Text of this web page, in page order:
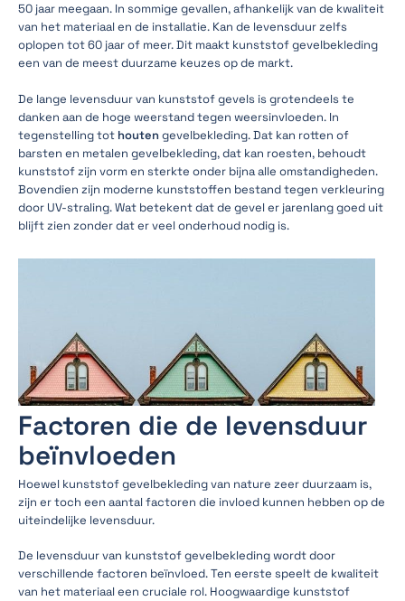
50 jaar meegaan. In sommige gevallen, afhankelijk van de kwaliteit
van het materiaal en de installatie. Kan de levensduur zelfs
oplopen tot 60 jaar of meer. Dit maakt kunststof gevelbekleding
een van de meest duurzame keuzes op de markt.
De lange levensduur van kunststof gevels is grotendeels te
danken aan de hoge weerstand tegen weersinvloeden. In
tegenstelling tot houtengevelbekleding. Dat kan rotten of
barsten en metalen gevelbekleding, dat kan roesten, behoudt
kunststof zijn vorm en sterkte onder bijna alle omstandigheden.
Bovendien zijn moderne kunststoffen bestand tegen verkleuring
door UV-straling. Wat betekent dat de gevel er jarenlang goed uit
blijft zien zonder dat er veel onderhoud nodig is.
Factoren die de levensduur
beïnvloeden
Hoewel kunststof gevelbekleding van nature zeer duurzaam is,
zijn er toch een aantal factoren die invloed kunnen hebben op de
uiteindelijke levensduur.
De levensduur van kunststof gevelbekleding wordt door
verschillende factoren beïnvloed. Ten eerste speelt de kwaliteit
van het materiaal een cruciale rol. Hoogwaardige kunststof